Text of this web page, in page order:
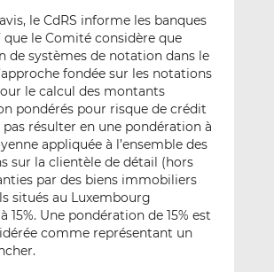
le CdRS informe les banques
que le Comité considère que
de systèmes de notation dans le
fondée sur les notations
le calcul des montants
pondérés pour risque de crédit
résulter en une pondération à
appliquée à l’ensemble des
sur la clientèle de détail (hors
par des biens immobiliers
situés au Luxembourg
15%. Une pondération de 15% est
comme représentant un